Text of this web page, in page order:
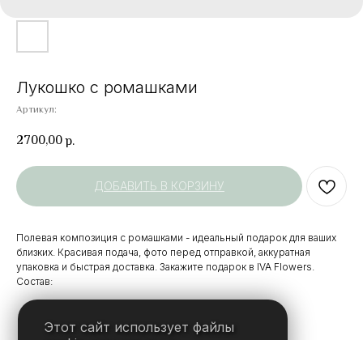
Лукошко с ромашками
Артикул:
2700,00 р.
ДОБАВИТЬ В КОРЗИНУ
Полевая композиция с ромашками - идеальный подарок для ваших
близких. Красивая подача, фото перед отправкой, аккуратная
упаковка и быстрая доставка. Закажите подарок в IVA Flowers.
Состав:
Танацетум
Плетенная корзина
Этот сайт использует файлы